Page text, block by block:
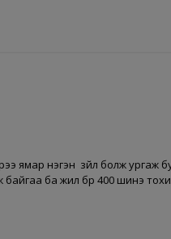
ямар нэгэн зүйл болж ургаж
ба жил бүр 400 шинэ